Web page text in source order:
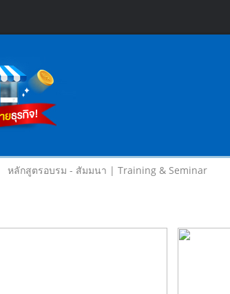
หลักสูตรอบรม - สัมมนา | Training & Seminar